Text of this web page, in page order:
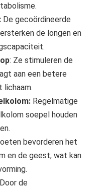
De gecoördineerde
de longen en
: Ze stimuleren de
aan een betere
lichaam.
Regelmatige
soepel houden
bevorderen het
en de geest, wat kan
Door de